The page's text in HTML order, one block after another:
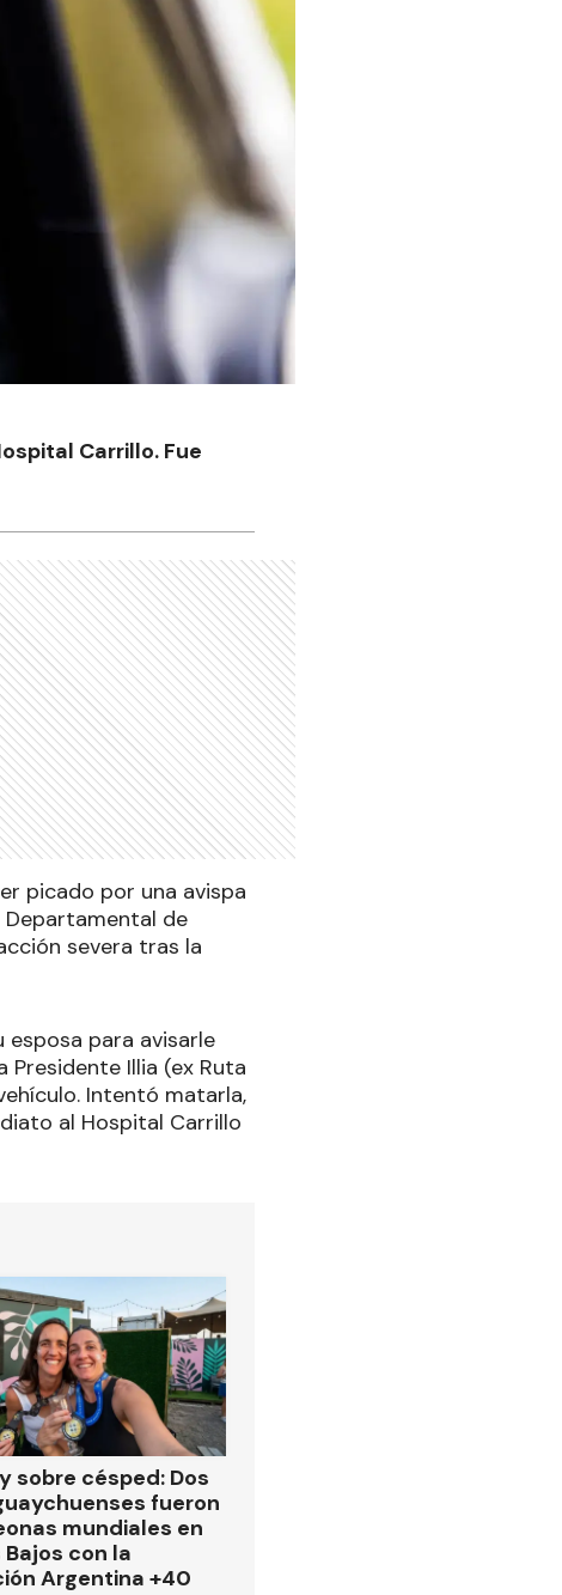
Carrillo. Fue
picado por una avispa
Departamental de
severa tras la
para avisarle
Presidente Illia (ex Ruta
Intentó matarla,
al Hospital Carrillo
sobre césped: Dos
fueron
mundiales en
Bajos con la
Argentina +40